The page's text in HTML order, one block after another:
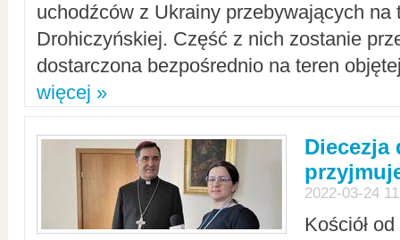
uchodźców z Ukrainy przebywających na
Drohiczyńskiej. Część z nich zostanie
dostarczona bezpośrednio na teren
więcej »
Diecezja
2022-03-24
Kościół